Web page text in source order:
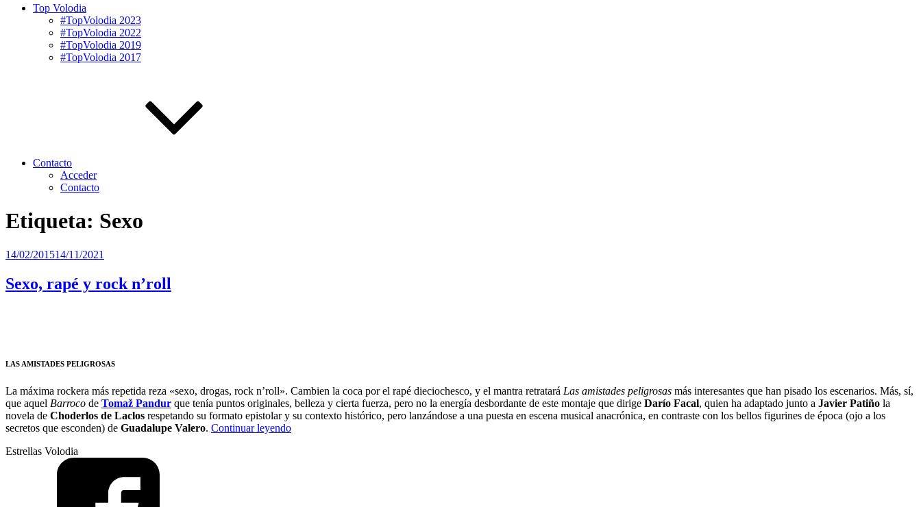
Top Volodia
#TopVolodia 2023
#TopVolodia 2022
#TopVolodia 2019
#TopVolodia 2017
Contacto
Acceder
Contacto
Etiqueta: Sexo
Publicado
14/02/201514/11/2021
Sexo, rapé y rock n’roll
LAS AMISTADES PELIGROSAS
La máxima rockera más repetida reza «sexo, drogas, rock n’roll». Cambien la coca por el rapé dieciochesco, y el mantra retratará Las amistades peligrosas más interesantes que han pisado los escenarios. Más, sí,
que aquel Barroco de Tomaž Pandur que tenía puntos originales, belleza y cierta fuerza, pero no la energía desbordante de este montaje que dirige Darío Facal, quien ha adaptado junto a Javier Patiño la
novela de Choderlos de Laclos respetando su formato epistolar y su contexto histórico, pero lanzándose a una puesta en escena musical anacrónica, en contraste con los bellos figurines de época (ojo a los
secretos que esconden) de Guadalupe Valero. Continuar leyendo“Sexo,
Estrellas Volodia